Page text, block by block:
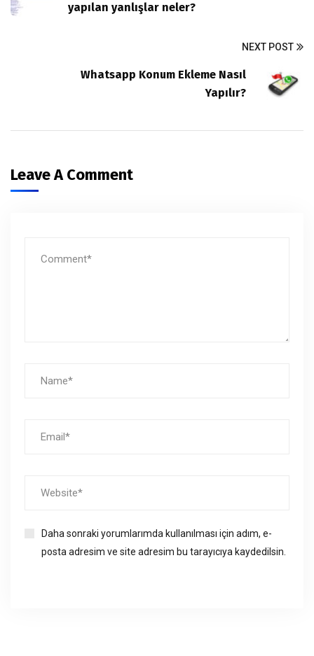
yapılan yanlışlar neler?
NEXT POST
Whatsapp Konum Ekleme Nasıl
Yapılır?
Leave A Comment
Daha sonraki yorumlarımda kullanılması için adım, e-
posta adresim ve site adresim bu tarayıcıya kaydedilsin.